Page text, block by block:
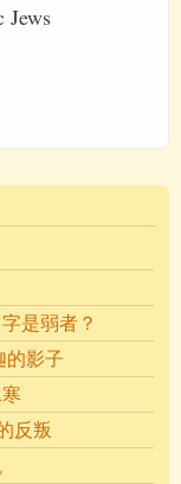
是弱者？
的影子
反叛